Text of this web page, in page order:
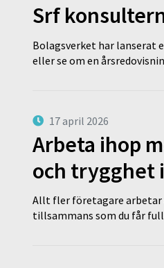
Srf
Bolagsverket har lanserat
eller se om en
17 april 2026
Arbeta ihop
och trygghet
Allt fler företagare arbetar
tillsammans som du får